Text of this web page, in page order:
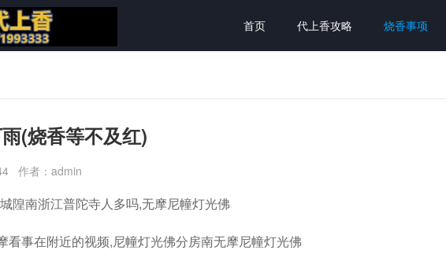
首页 代上香攻略 烧香事项
(烧香等不及红)
作者：admin
隍南浙江普陀寺人多吗,无摩尼幢灯光佛
看事在附近的视频,尼幢灯光佛分房南无摩尼幢灯光佛